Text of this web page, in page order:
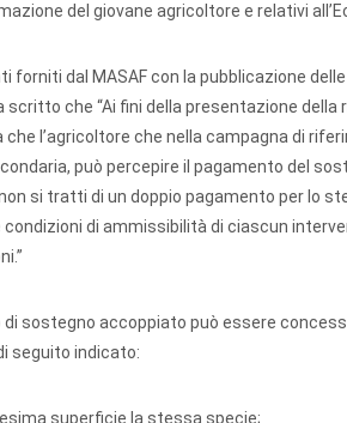
del giovane agricoltore e relativi
dal MASAF con la pubblicazione
che “Ai fini della presentazione della
l’agricoltore che nella campagna di
può percepire il pagamento del
si tratti di un doppio pagamento per lo
di ammissibilità di ciascun
sostegno accoppiato può essere
seguito indicato:
superficie la stessa specie;